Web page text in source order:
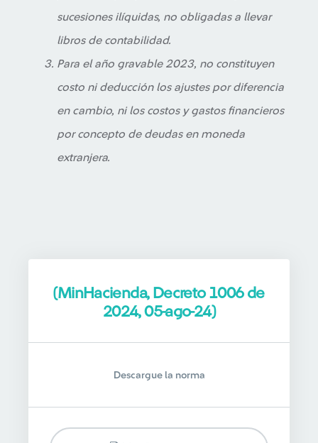
sucesiones ilíquidas, no obligadas a llevar
libros de contabilidad.
Para el año gravable 2023, no constituyen
costo ni deducción los ajustes por diferencia
en cambio, ni los costos y gastos financieros
por concepto de deudas en moneda
extranjera.
(MinHacienda, Decreto 1006 de
2024, 05-ago-24)
Descargue la norma